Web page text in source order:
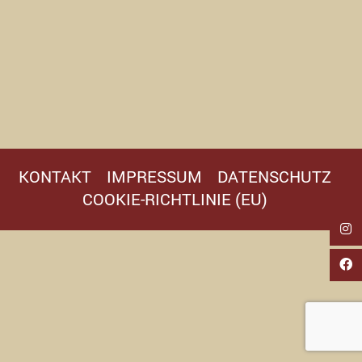
KONTAKT IMPRESSUM
DATENSCHUTZ
COOKIE-RICHTLINIE (EU)